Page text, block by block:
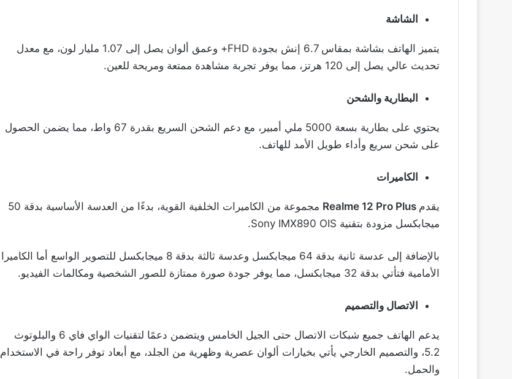
الشاشة
يتميز الهاتف بشاشة بمقاس 6.7 إنش بجودة FHD+ وعمق ألوان يصل إلى 1.07 مليار لون، مع معدل
تحديث عالي يصل إلى 120 هرتز، مما يوفر تجربة مشاهدة ممتعة ومريحة للعين.
البطارية والشحن
يحتوي على بطارية بسعة 5000 ملي أمبير، مع دعم الشحن السريع بقدرة 67 واط، مما يضمن الحصول
على شحن سريع وأداء طويل الأمد للهاتف.
الكاميرات
يقدم
مجموعة من الكاميرات الخلفية القوية، بدءًا من العدسة الأساسية بدقة 50
ميجابكسل مزودة بتقنية Sony IMX890 OIS.
بالإضافة إلى عدسة ثانية بدقة 64 ميجابكسل وعدسة ثالثة بدقة 8 ميجابكسل للتصوير الواسع أما الكاميرا
الأمامية فتأتي بدقة 32 ميجابكسل، مما يوفر جودة صورة ممتازة للصور الشخصية ومكالمات الفيديو.
الاتصال والتصميم
يدعم الهاتف جميع شبكات الاتصال حتى الجيل الخامس ويتضمن دعمًا لتقنيات الواي فاي 6 والبلوتوث
5.2، والتصميم الخارجي يأتي بخيارات ألوان عصرية وظهرية من الجلد، مع أبعاد توفر راحة في الاستخدام
والحمل.